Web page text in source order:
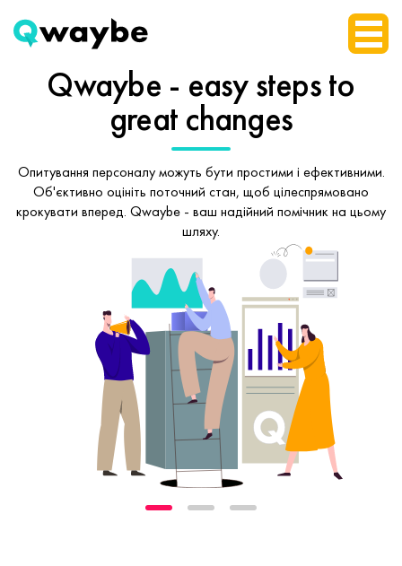
Qwaybe - easy stepsto
great changes
Опитування персоналу можуть бути простими і ефективними.
Об'єктивно оцініть поточний стан, щоб цілеспрямовано
крокувати вперед. Qwaybe - ваш надійний помічник на цьому
шляху.